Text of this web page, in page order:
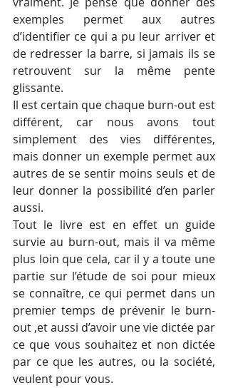
exemples permet aux autres
d’identifier ce qui a pu leur arriver et
de redresser la barre, si jamais ils se
retrouvent sur la même pente
glissante.
Il est certain que chaque burn-out est
différent, car nous avons tout
simplement des vies différentes,
mais donner un exemple permet aux
autres de se sentir moins seuls et de
leur donner la possibilité d’en parler
aussi.
Tout le livre est en effet un guide
survie au burn-out, mais il va même
plus loin que cela, car il y a toute une
partie sur l’étude de soi pour mieux
se connaître, ce qui permet dans un
premier temps de prévenir le burn-
out ,et aussi d’avoir une vie dictée par
ce que vous souhaitez et non dictée
par ce que les autres, ou la société,
veulent pour vous.